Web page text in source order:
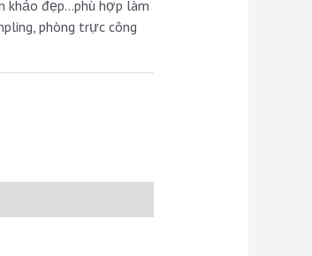
khảo đẹp…phù hợp làm
phòng trực công